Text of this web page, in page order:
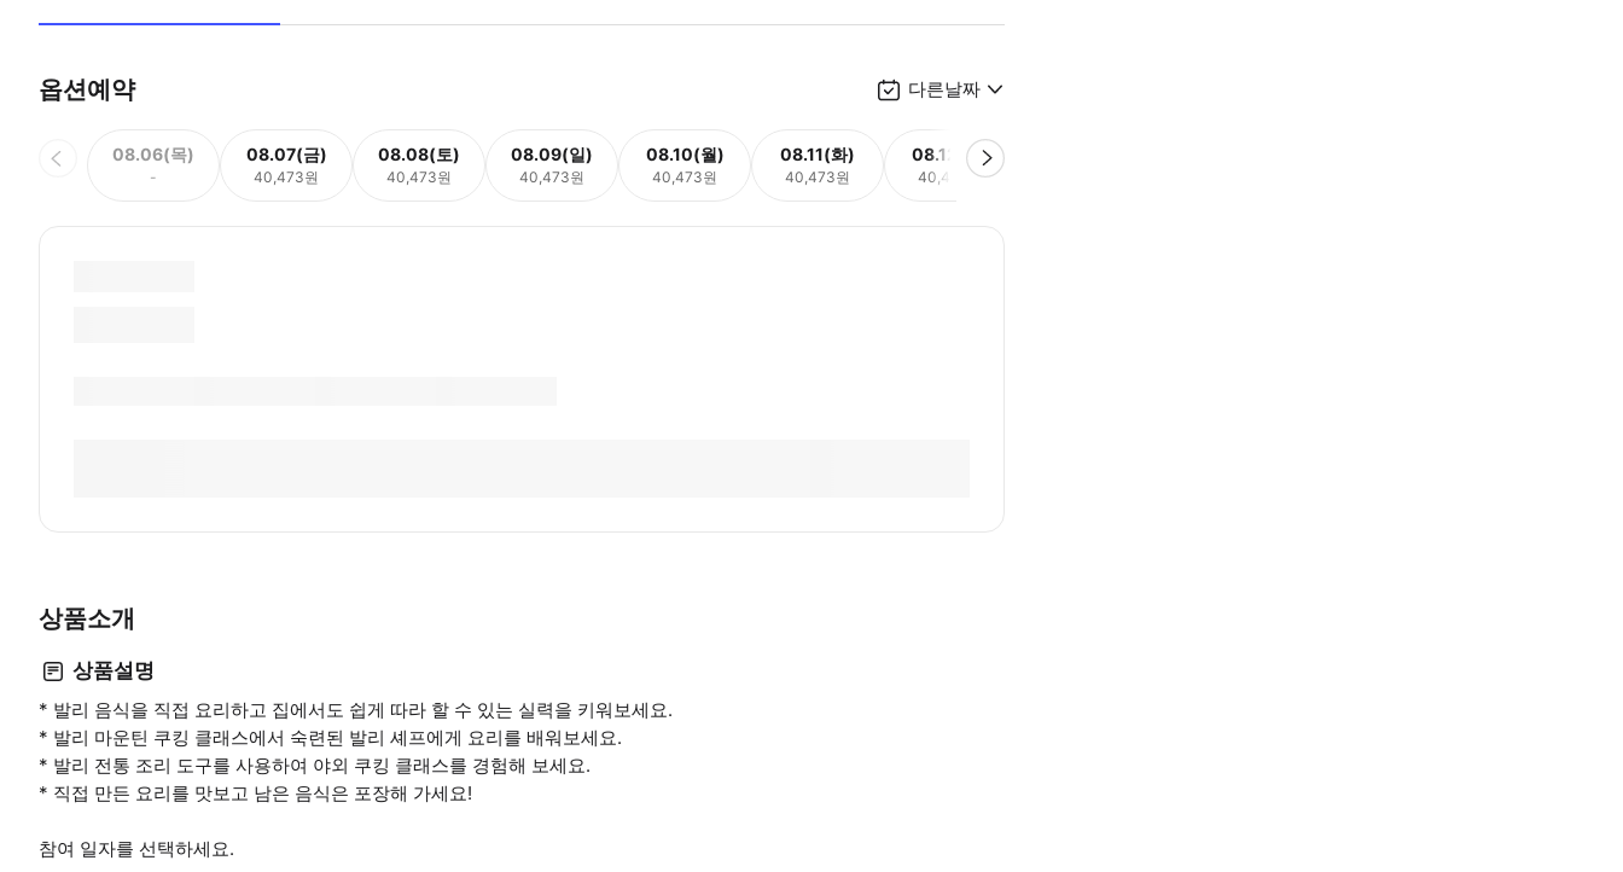
옵션예약 다른날짜
08.06(목)
-
08.07(금)
40,473원
08.08(토)
40,473원
08.09(일)
40,473원
08.10(월)
40,473원
08.11(화)
40,473원
08.12(수)
40,473원
상품소개
상품설명
* 발리 음식을 직접 요리하고 집에서도 쉽게 따라 할 수 있는 실력을 키워보세요.
* 발리 마운틴 쿠킹 클래스에서 숙련된 발리 셰프에게 요리를 배워보세요.
* 발리 전통 조리 도구를 사용하여 야외 쿠킹 클래스를 경험해 보세요.
* 직접 만든 요리를 맛보고 남은 음식은 포장해 가세요!
참여 일자를 선택하세요.